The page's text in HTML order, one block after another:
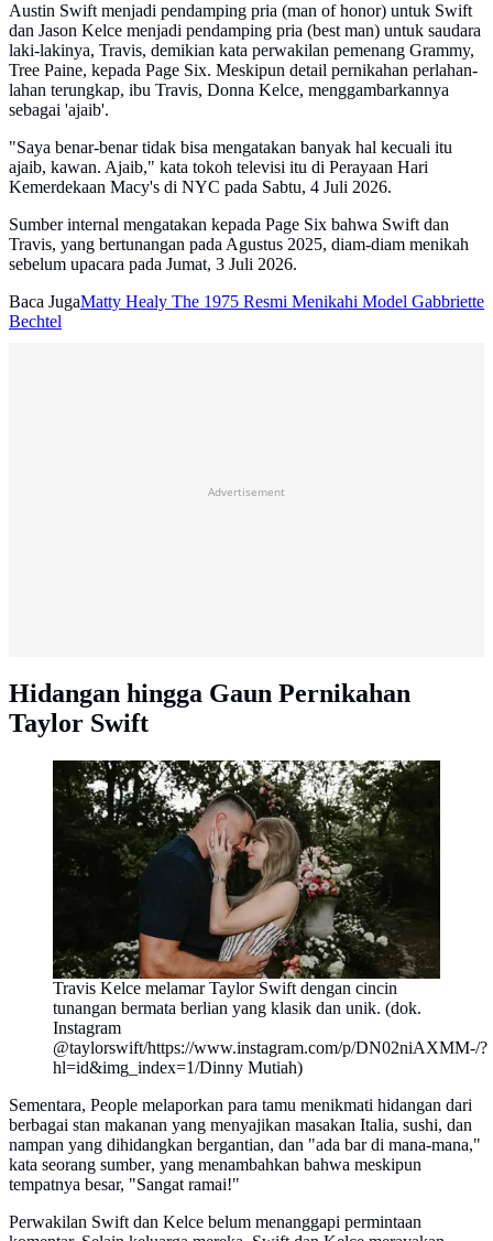
Austin Swift menjadi pendamping pria (man of honor) untuk Swift
dan Jason Kelce menjadi pendamping pria (best man) untuk saudara
laki-lakinya, Travis, demikian kata perwakilan pemenang Grammy,
Tree Paine, kepada Page Six. Meskipun detail pernikahan perlahan-
lahan terungkap, ibu Travis, Donna Kelce, menggambarkannya
sebagai 'ajaib'.
"Saya benar-benar tidak bisa mengatakan banyak hal kecuali itu
ajaib, kawan. Ajaib," kata tokoh televisi itu di Perayaan Hari
Kemerdekaan Macy's di NYC pada Sabtu, 4 Juli 2026.
Sumber internal mengatakan kepada Page Six bahwa Swift dan
Travis, yang bertunangan pada Agustus 2025, diam-diam menikah
sebelum upacara pada Jumat, 3 Juli 2026.
Baca JugaMatty Healy The 1975 Resmi Menikahi Model Gabbriette
Bechtel
Advertisement
Hidangan hingga Gaun Pernikahan
Taylor Swift
Travis Kelce melamar Taylor Swift dengan cincin
tunangan bermata berlian yang klasik dan unik. (dok.
Instagram
@taylorswift/https://www.instagram.com/p/DN02niAXMM-/?
hl=id&img_index=1/Dinny Mutiah)
Sementara, People melaporkan para tamu menikmati hidangan dari
berbagai stan makanan yang menyajikan masakan Italia, sushi, dan
nampan yang dihidangkan bergantian, dan "ada bar di mana-mana,"
kata seorang sumber, yang menambahkan bahwa meskipun
tempatnya besar, "Sangat ramai!"
Perwakilan Swift dan Kelce belum menanggapi permintaan